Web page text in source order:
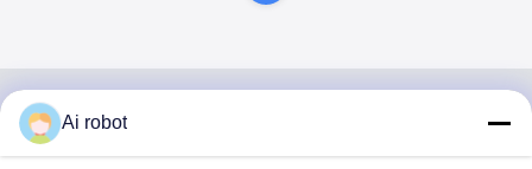
VIVI DENTAI
Ai robot